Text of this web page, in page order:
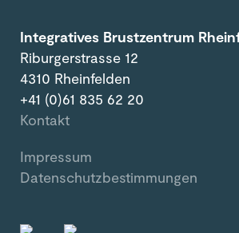
Integratives Brustzentrum
Riburgerstrasse 12
4310 Rheinfelden
+41 (0)61 835 62 20
Kontakt
Impressum
Datenschutzbestimmungen